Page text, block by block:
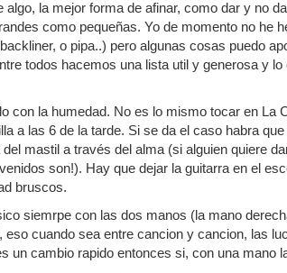
algo, la mejor forma de afinar, como dar y no
como pequeñas. Yo de momento no he
o pipa..) pero algunas cosas puedo
todos hacemos una lista util y generosa y
con la humedad. No es lo mismo tocar en La
a las 6 de la tarde. Si se da el caso habra
mastil a través del alma (si alguien quiere
son!). Hay que dejar la guitarra en el
bruscos.
siemrpe con las dos manos (la mano
eso cuando sea entre cancion y cancion, las
un cambio rapido entonces si, con una mano